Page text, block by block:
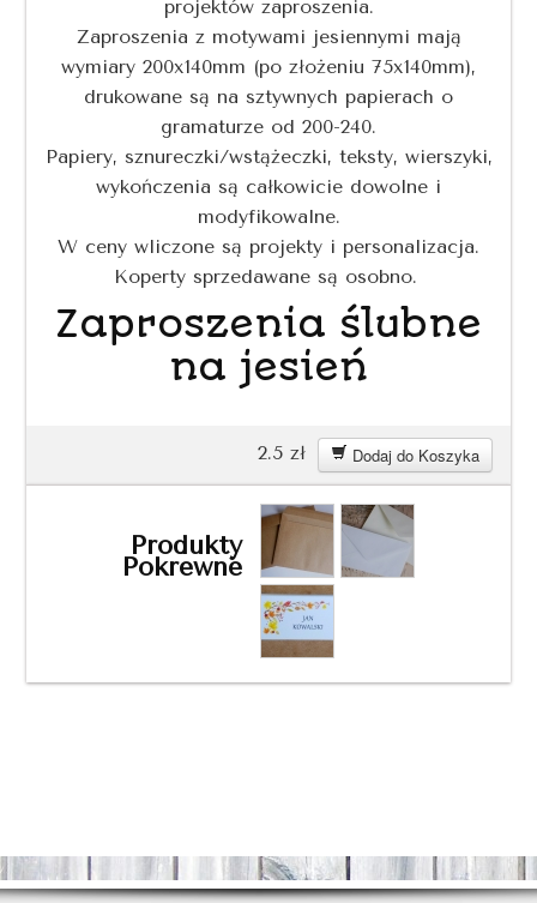
projektów zaproszenia.
Zaproszenia z motywami jesiennymi mają
wymiary 200x140mm (po złożeniu 75x140mm),
drukowane są na sztywnych papierach o
gramaturze od 200-240.
Papiery, sznureczki/wstążeczki, teksty, wierszyki,
wykończenia są całkowicie dowolne i
modyfikowalne.
W ceny wliczone są projekty i personalizacja.
Koperty sprzedawane są osobno.
Zaproszenia ślubne
na jesień
Dodaj do Koszyka
2.5zł
Produkty
Pokrewne